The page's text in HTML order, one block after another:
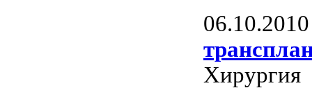
06.10.2010
Хирургия